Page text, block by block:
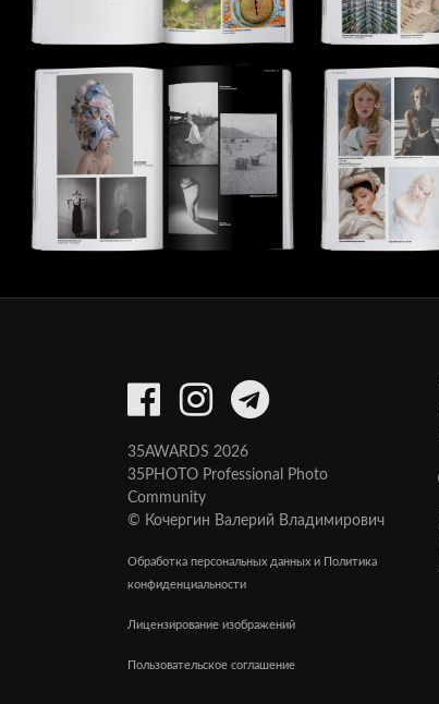
35AWARDS 2026
35PHOTO Professional Photo
Community
© Кочергин Валерий Владимирович
Обработка персональных данных и Политика
конфиденциальности
Лицензирование изображений
Пользовательское соглашение